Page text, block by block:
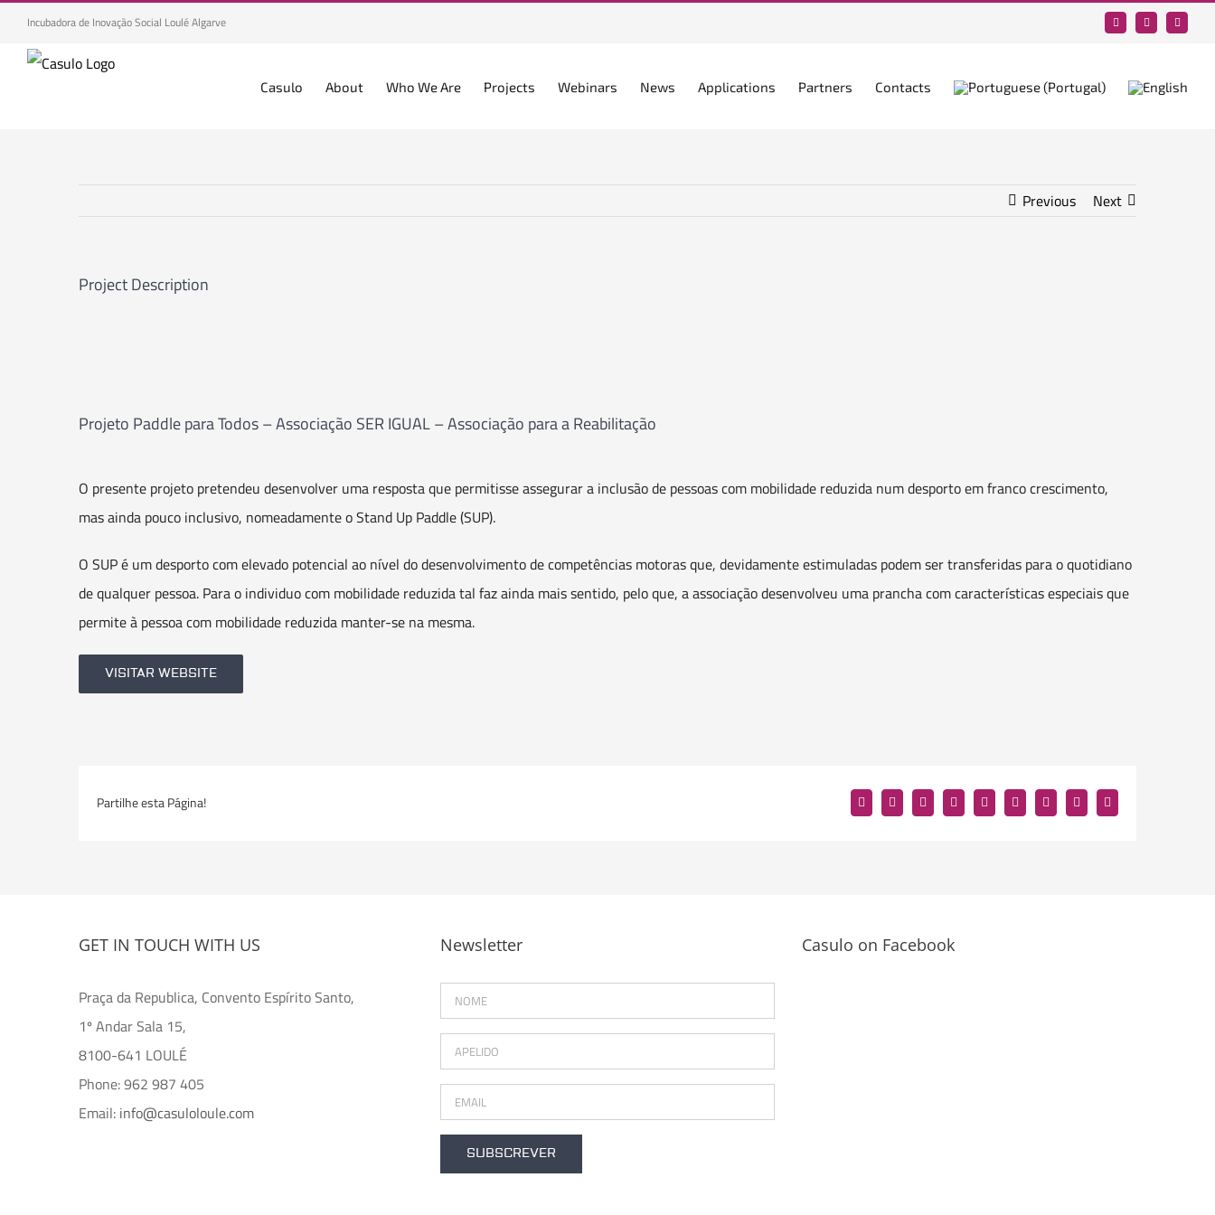
content
Incubadora de Inovação Social Loulé Algarve FacebookLinkedInYouTube
Casulo About Who We Are Projects Webinars News Applications Partners Contacts
Previous Next
Project Description
Projeto Paddle para Todos – Associação SER IGUAL – Associação para a Reabilitação
O presente projeto pretendeu desenvolver uma resposta que permitisse assegurar a inclusão de pessoas com mobilidade reduzida num desporto em franco crescimento,
mas ainda pouco inclusivo, nomeadamente o Stand Up Paddle (SUP).
O SUP é um desporto com elevado potencial ao nível do desenvolvimento de competências motoras que, devidamente estimuladas podem ser transferidas para o quotidiano
de qualquer pessoa. Para o individuo com mobilidade reduzida tal faz ainda mais sentido, pelo que, a associação desenvolveu uma prancha com características especiais que
permite à pessoa com mobilidade reduzida manter-se na mesma.
VISITAR WEBSITE
Partilhe esta Página! FacebookTwitterRedditLinkedInWhatsAppTumblrPinterest
Vk Email
GET IN TOUCH WITH US
Praça da Republica, Convento Espírito Santo,
1º Andar Sala 15,
8100-641 LOULÉ
Phone: 962 987 405
Email: info@casuloloule.com
Newsletter Casulo on Facebook